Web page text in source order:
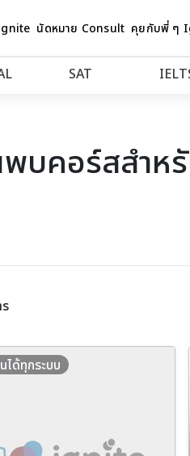
นัดหมาย Consult คุยกับพี่ ๆ
SAT
บคอร์สสำห
ได้ทุกระบบ